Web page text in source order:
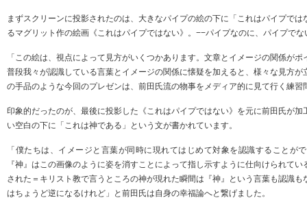
まずスクリーンに投影されたのは、大きなパイプの絵の下に「これはパイプで
るマグリット作の絵画《これはパイプではない》。−−パイプなのに、パイプで
「この絵は、視点によって見方がいくつかあります。文章とイメージの関係が
普段我々が認識している言葉とイメージの関係に懐疑を加えると、様々な見方が
の手品のような今回のプレゼンは、前田氏流の物事をメディア的に見て行く練習
印象的だったのが、最後に投影した《これはパイプではない》を元に前田氏が加
い空白の下に「これは神である」という文が書かれています。
「僕たちは、イメージと言葉が同時に現れてはじめて対象を認識することが
『神』はこの画像のように姿を消すことによって指し示すように仕向けられて
された＝キリスト教で言うところの神が現れた瞬間は『神』という言葉も認識
はちょうど逆になるけれど」と前田氏は自身の幸福論へと繋げました。